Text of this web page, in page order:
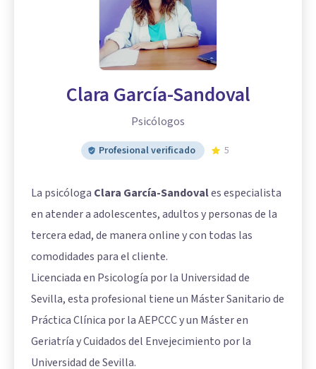
Clara García-Sandoval
Psicólogos
Profesional verificado 5
La psicóloga Clara García-Sandovales especialista
en atender a adolescentes, adultos y personas de la
tercera edad, de manera online y con todas las
comodidades para el cliente.
Licenciada en Psicología por la Universidad de
Sevilla, esta profesional tiene un Máster Sanitario de
Práctica Clínica por la AEPCCC y un Máster en
Geriatría y Cuidados del Envejecimiento por la
Universidad de Sevilla.